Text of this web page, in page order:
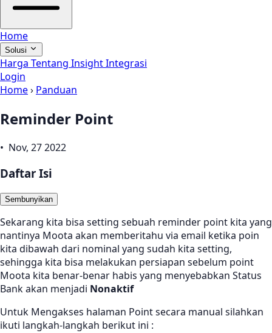
Home
Solusi
Harga Tentang InsightIntegrasi
Login
Home› Panduan
Reminder Point
• Nov, 27 2022
Daftar Isi
Sembunyikan
Sekarang kita bisa setting sebuah reminder point kita yang
nantinya Moota akan memberitahu via email ketika poin
kita dibawah dari nominal yang sudah kita setting,
sehingga kita bisa melakukan persiapan sebelum point
Moota kita benar-benar habis yang menyebabkan Status
Bank akan menjadi Nonaktif
Untuk Mengakses halaman Point secara manual silahkan
ikuti langkah-langkah berikut ini :